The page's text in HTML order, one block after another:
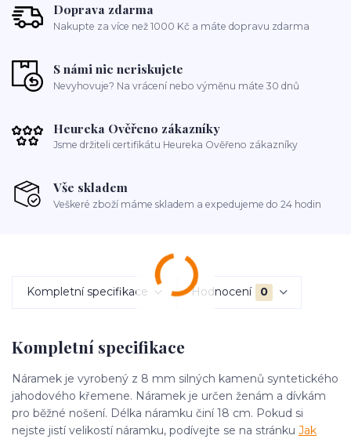
Doprava zdarma
Nakupte za více než 1000 Kč a máte dopravu zdarma
S námi nic neriskujete
Nevyhovuje? Na vrácení nebo výměnu máte 30 dnů
Heureka Ověřeno zákazníky
Jsme držiteli certifikátu Heureka Ověřeno zákazníky
Vše skladem
Veškeré zboží máme skladem a expedujeme do 24 hodin
Kompletní specifikace Hodnocení 0
Kompletní specifikace
Náramek je vyrobený z 8 mm silných kamenů syntetického
jahodového křemene. Náramek je určen ženám a dívkám
pro běžné nošení. Délka náramku činí 18 cm. Pokud si
nejste jistí velikostí náramku, podívejte se na stránku Jak